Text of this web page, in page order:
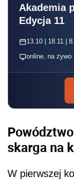
Akademia
Edycja 11
13.10 | 18.11 |
online, na żywo
skarga na
W pierwszej